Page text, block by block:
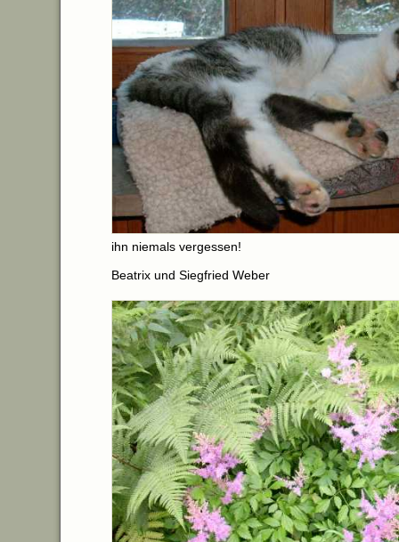
ihn niemals vergessen!
Beatrix und Siegfried Weber